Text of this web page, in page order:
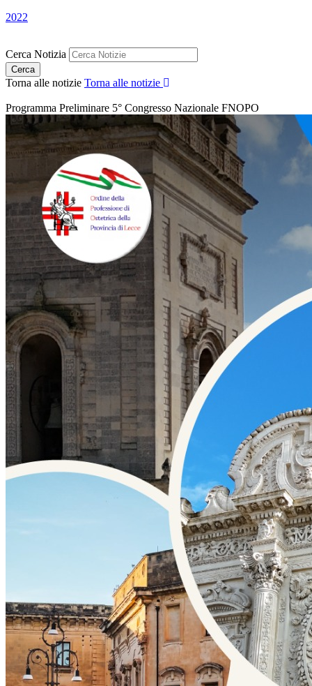
2022
Cerca Notizia
Torna alle notizie Torna alle notizie
Programma Preliminare 5° Congresso Nazionale FNOPO